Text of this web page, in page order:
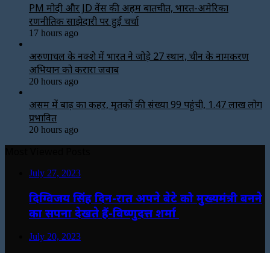
PM मोदी और JD वेंस की अहम बातचीत, भारत-अमेरिका
रणनीतिक साझेदारी पर हुई चर्चा
17 hours ago
अरुणाचल के नक्शे में भारत ने जोड़े 27 स्थान, चीन के नामकरण
अभियान को करारा जवाब
20 hours ago
असम में बाढ़ का कहर, मृतकों की संख्या 99 पहुंची, 1.47 लाख लोग
प्रभावित
20 hours ago
July 27, 2023
दिग्विजय सिंह दिन-रात अपने बेटे को मुख्यमंत्री बनने
का सपना देखते हैं-विष्णुदत्त शर्मा
July 20, 2023